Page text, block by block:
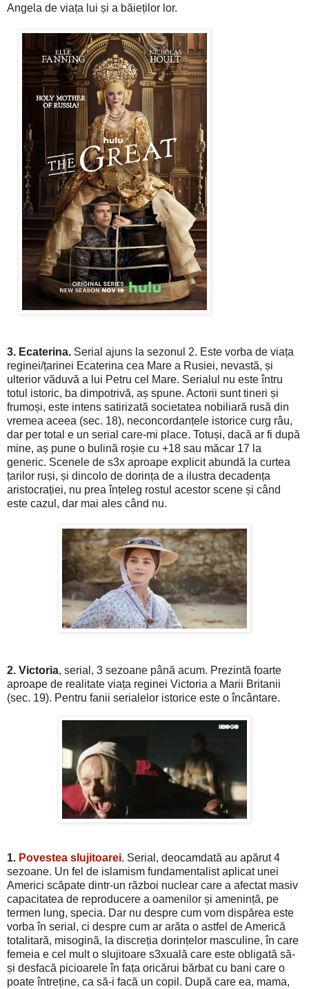
Angela de viața lui și a băieților lor.
3. Ecaterina. Serial ajuns la sezonul 2. Este vorba de viața
reginei/țarinei Ecaterina cea Mare a Rusiei, nevastă, și
ulterior văduvă a lui Petru cel Mare. Serialul nu este întru
totul istoric, ba dimpotrivă, aș spune. Actorii sunt tineri și
frumoși, este intens satirizată societatea nobiliară rusă din
vremea aceea (sec. 18), neconcordanțele istorice curg râu,
dar per total e un serial care-mi place. Totuși, dacă ar fi după
mine, aș pune o bulină roșie cu +18 sau măcar 17 la
generic. Scenele de s3x aproape explicit abundă la curtea
țarilor ruși, și dincolo de dorința de a ilustra decadența
aristocrației, nu prea înțeleg rostul acestor scene și când
este cazul, dar mai ales când nu.
2. Victoria, serial, 3 sezoane până acum. Prezintă foarte
aproape de realitate viața reginei Victoria a Marii Britanii
(sec. 19). Pentru fanii serialelor istorice este o încântare.
1. Povestea slujitoarei. Serial, deocamdată au apărut 4
sezoane. Un fel de islamism fundamentalist aplicat unei
Americi scăpate dintr-un război nuclear care a afectat masiv
capacitatea de reproducere a oamenilor și amenință, pe
termen lung, specia. Dar nu despre cum vom dispărea este
vorba în serial, ci despre cum ar arăta o astfel de Americă
totalitară, misogină, la discreția dorințelor masculine, în care
femeia e cel mult o slujitoare s3xuală care este obligată să-
și desfacă picioarele în fața oricărui bărbat cu bani care o
poate întreține, ca să-i facă un copil. După care ea, mama,